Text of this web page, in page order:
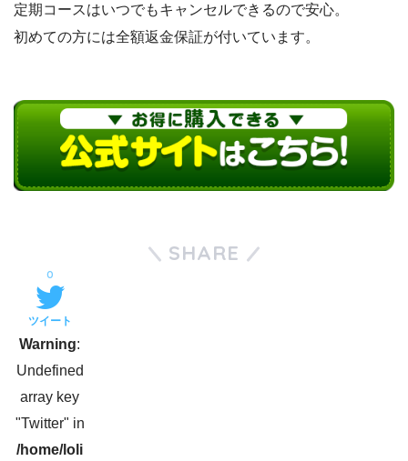
定期コースはいつでもキャンセルできるので安心。
初めての方には全額返金保証が付いています。
SHARE
ツイート
Warning:
Undefined
array key
"Twitter" in
/home/loli
0